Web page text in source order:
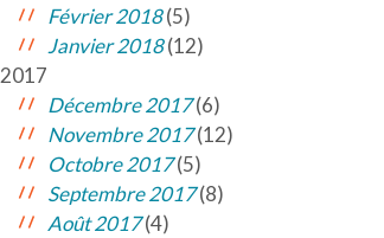
Février 2018(5)
Janvier 2018(12)
2017
Décembre 2017(6)
Novembre 2017(12)
Octobre 2017(5)
Septembre 2017(8)
Août 2017(4)